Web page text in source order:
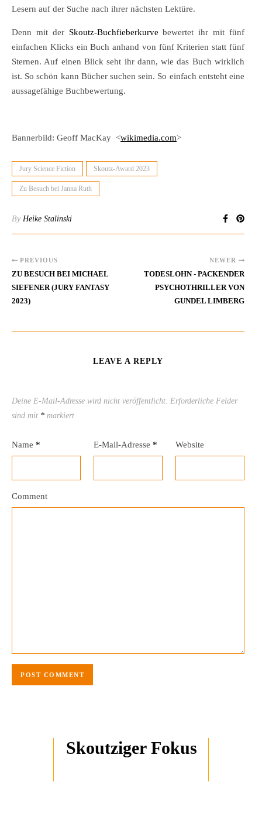
Lesern auf der Suche nach ihrer nächsten Lektüre.
Denn mit derSkoutz-Buchfieberkurve bewertet ihr mit fünf
einfachen Klicks ein Buch anhand von fünf Kriterien statt fünf
Sternen. Auf einen Blick seht ihr dann, wie das Buch wirklich
ist. So schön kann Bücher suchen sein. So einfach entsteht eine
aussagefähige Buchbewertung.
Bannerbild: Geoff MacKay <wikimedia.com>
Jury Science Fiction Skoutz-Award 2023
Zu Besuch bei Janna Ruth
By Heike Stalinski
PREVIOUS
ZU BESUCH BEI MICHAEL
SIEFENER (JURY FANTASY
2023)
NEWER
TODESLOHN - PACKENDER
PSYCHOTHRILLER VON
GUNDEL LIMBERG
LEAVE A REPLY
Deine E-Mail-Adresse wird nicht veröffentlicht. Erforderliche Felder
sind mit * markiert
Name * E-Mail-Adresse * Website
Comment
Skoutziger Fokus